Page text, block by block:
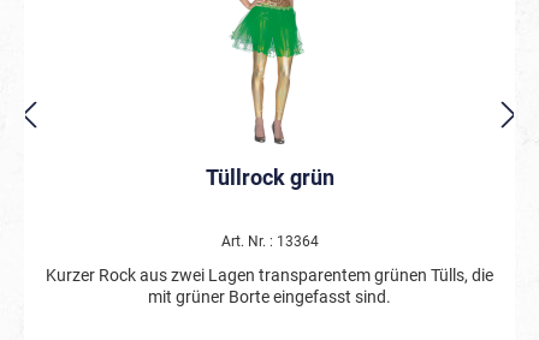
Tüllrock grün
Art. Nr. : 13364
Kurzer Rock aus zwei Lagen transparentem grünen Tülls, die
mit grüner Borte eingefasst sind.